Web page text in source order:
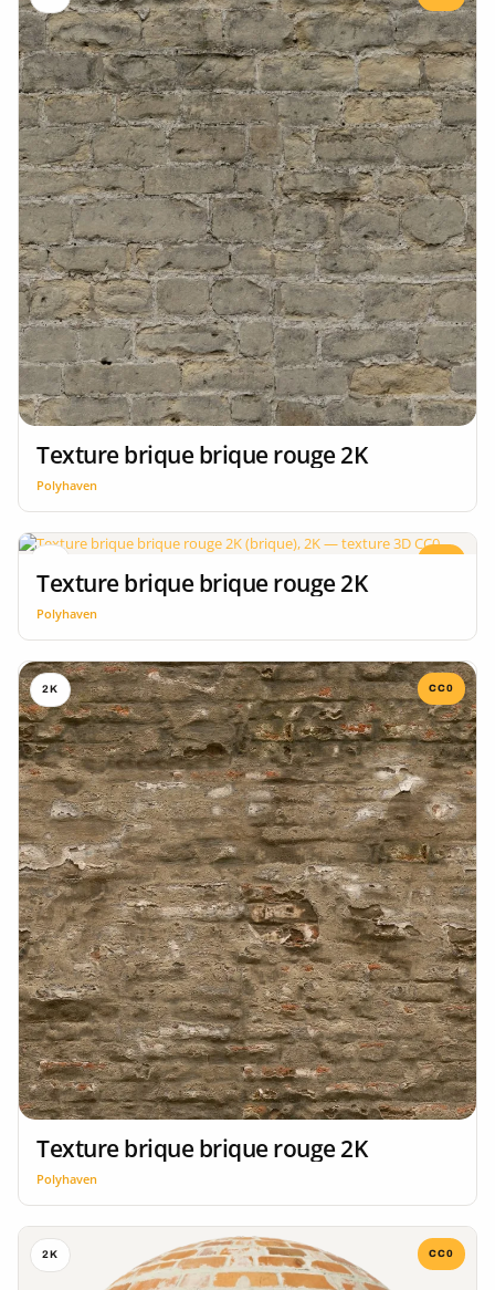
Texture brique brique rouge 2K
Polyhaven
Texture brique brique rouge 2K
Polyhaven
2K CC0
Texture brique brique rouge 2K
Polyhaven
2K CC0